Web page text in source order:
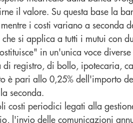
il valore. Su questa base la
i costi variano a seconda
che si applica a tutti i mutui con
in un'unica voce
registro, di bollo, ipotecaria,
è pari allo 0,25% dell'importo
seconda.
costi periodici legati alla
l'invio delle comunicazioni